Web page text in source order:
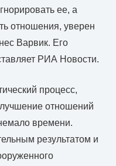
ее, а
отношения, уверен
Варвик. Его
РИА Новости.
процесс,
отношений
времени.
результатом и